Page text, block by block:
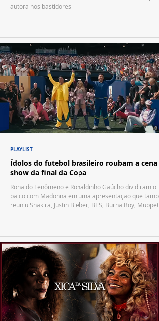
autora nos bastidores
Ídolos do futebol brasileiro roubam a cena
show da final da Copa
Ronaldo Fenômeno e Ronaldinho Gaúcho dividiram o
palco com Madonna em uma apresentação que
reuniu Shakira, Justin Bieber, BTS, Burna Boy, Muppets,
PLAYLIST